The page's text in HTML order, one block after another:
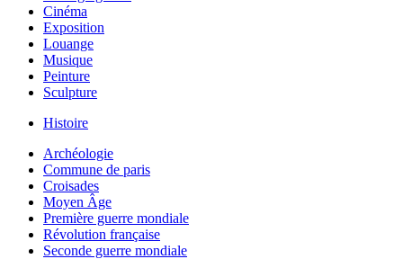
Cinéma
Exposition
Louange
Musique
Peinture
Sculpture
Histoire
Archéologie
Commune de paris
Croisades
Moyen Âge
Première guerre mondiale
Révolution française
Seconde guerre mondiale